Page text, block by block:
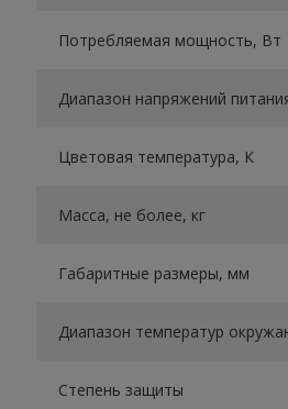
Потребляемая мощность, Вт
Диапазон напряжений
Цветовая температура, К
Масса, не более, кг
Габаритные размеры, мм
Диапазон температур
Степень защиты